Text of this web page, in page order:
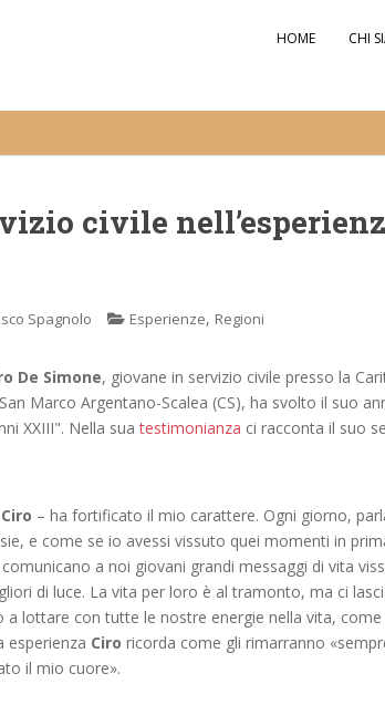
HOME CHI
civile
Spagnolo Esperienze, Regioni
De Simone, giovane in servizio civile presso la
Marco Argentano-Scalea (CS), ha svolto il suo
XXIII". Nella suatestimonianza ci racconta il suo
Ciro – ha fortificato il mio carattere. Ogni giorno,
e come se io avessi vissuto quei momenti in
a noi giovani grandi messaggi di vita
di luce. La vita per loro è al tramonto, ma ci
a lottare con tutte le nostre energie nella vita,
esperienza Ciro ricorda come gli rimarranno
il mio cuore».